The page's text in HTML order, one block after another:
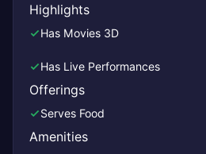
Highlights
Has Movies 3D
Has Live Performances
Offerings
Serves Food
Amenities